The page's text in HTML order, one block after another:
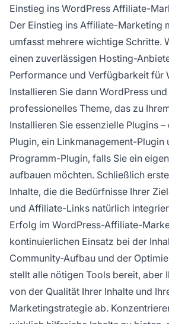
Einstieg ins WordPress Affiliate-
Der Einstieg ins Affiliate-Marketing
umfasst mehrere wichtige Schritte.
einen zuverlässigen Hosting-
Performance und Verfügbarkeit für
Installieren Sie dann WordPress
professionelles Theme, das zu
Installieren Sie essenzielle Plugins
Plugin, ein Linkmanagement-
Programm-Plugin, falls Sie ein
aufbauen möchten. Schließlich
Inhalte, die die Bedürfnisse Ihrer
und Affiliate-Links natürlich
Erfolg im WordPress-Affiliate-
kontinuierlichen Einsatz bei der
Community-Aufbau und der
stellt alle nötigen Tools bereit, aber
von der Qualität Ihrer Inhalte und
Marketingstrategie ab.